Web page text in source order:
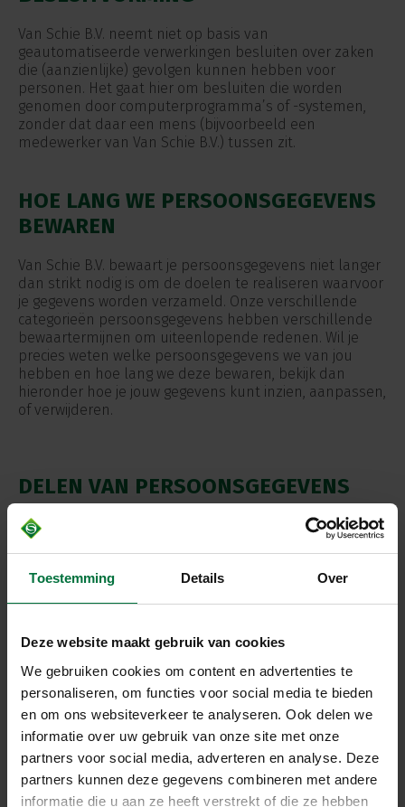
Toestemming Details Over
Deze website maakt gebruik van cookies
We gebruiken cookies om content en advertenties te
personaliseren, om functies voor social media te bieden
en om ons websiteverkeer te analyseren. Ook delen we
informatie over uw gebruik van onze site met onze
partners voor social media, adverteren en analyse. Deze
partners kunnen deze gegevens combineren met andere
informatie die u aan ze heeft verstrekt of die ze hebben
Van Schie B.V. neemt niet op basis van
geautomatiseerde verwerkingen besluiten over zaken
die (aanzienlijke) gevolgen kunnen hebben voor
personen. Het gaat hier om besluiten die worden
genomen door computerprogramma’s of -systemen,
zonder dat daar een mens (bijvoorbeeld een
medewerker van Van Schie B.V.) tussen zit.
HOE LANG WE PERSOONSGEGEVENS
BEWAREN
Van Schie B.V. bewaart je persoonsgegevens niet langer
dan strikt nodig is om de doelen te realiseren waarvoor
je gegevens worden verzameld. Onze verschillende
categorieën persoonsgegevens hebben verschillende
bewaartermijnen om uiteenlopende redenen. Wil je
precies weten welke persoonsgegevens we van jou
hebben en hoe lang we deze bewaren, bekijk dan
hieronder hoe je jouw gegevens kunt inzien, aanpassen,
of verwijderen.
DELEN VAN PERSOONSGEGEVENS
MET DERDEN
Van Schie B.V. verkoopt jouw gegevens niet aan derden
en zal deze uitsluitend verstrekken indien dit nodig is
voor de uitvoering van onze overeenkomst met jou of
om te voldoen aan een wettelijke verplichting. Met
opdracht, sluiten wij een bewerkersovereenkomst om
vertrouwelijkheid van jouw gegevens. Van Schie B.V. blijft
verantwoordelijk voor deze verwerkingen.
COOKIES, OF VERGELIJKBARE
TECHNIEKEN, DIE WIJ GEBRUIKEN